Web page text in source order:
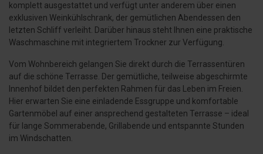
komplett ausgestattet und verfügt unter anderem über einen
exklusiven Weinkühlschrank, der gemütlichen Abendessen den
letzten Schliff verleiht. Darüber hinaus steht Ihnen eine praktische
Waschmaschine mit integriertem Trockner zur Verfügung.
Vom Wohnbereich gelangen Sie direkt durch die Terrassentüren
auf die schöne Terrasse. Der gemütliche, teilweise abgeschirmte
Innenhof bildet den perfekten Rahmen für das Leben im Freien.
Hier erwarten Sie eine einladende Essgruppe und komfortable
Gartenmöbel auf einer ansprechend gestalteten Terrasse – ideal
für lange Sommerabende, Grillabende und entspannte Stunden
im Windschatten.